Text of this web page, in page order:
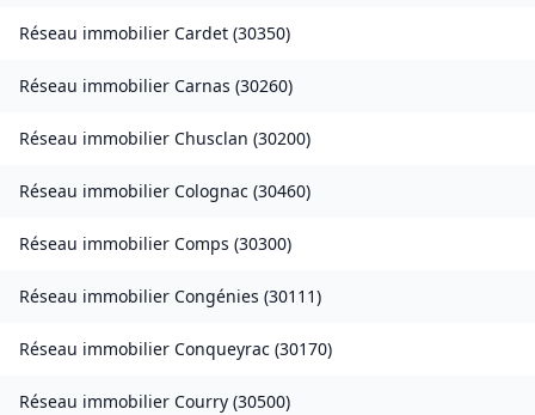
Réseau immobilier Cardet (30350)
Réseau immobilier Carnas (30260)
Réseau immobilier Chusclan (30200)
Réseau immobilier Colognac (30460)
Réseau immobilier Comps (30300)
Réseau immobilier Congénies (30111)
Réseau immobilier Conqueyrac (30170)
Réseau immobilier Courry (30500)